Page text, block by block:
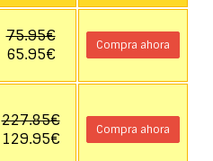
75.95€
65.95€
Compra ahora
227.85€
129.95€
Compra ahora